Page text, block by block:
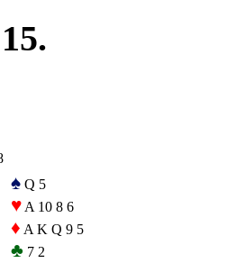
♠ Q 5
♥ A 10 8 6
♦ A K Q 9 5
♣ 7 2